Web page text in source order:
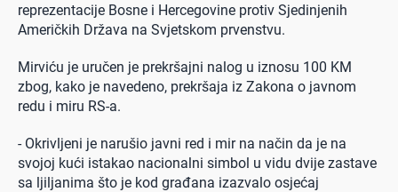
reprezentacije Bosne i Hercegovine protiv Sjedinjenih
Američkih Država na Svjetskom prvenstvu.
Mirviću je uručen je prekršajni nalog u iznosu 100 KM
zbog, kako je navedeno, prekršaja iz Zakona o javnom
redu i miru RS-a.
- Okrivljeni je narušio javni red i mir na način da je na
svojoj kući istakao nacionalni simbol u vidu dvije zastave
sa ljiljanima što je kod građana izazvalo osjećaj